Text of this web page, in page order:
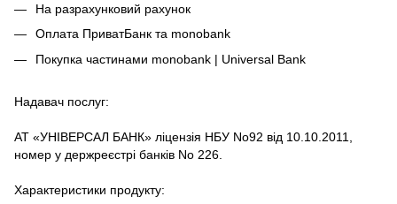
На разрахунковий рахунок
Оплата ПриватБанк та monobank
Покупка частинами monobank | Universal Bank
Надавач послуг:
АТ «УНІВЕРСАЛ БАНК» ліцензія НБУ No92 від 10.10.2011,
номер у держреєстрі банків No 226.
Характеристики продукту: